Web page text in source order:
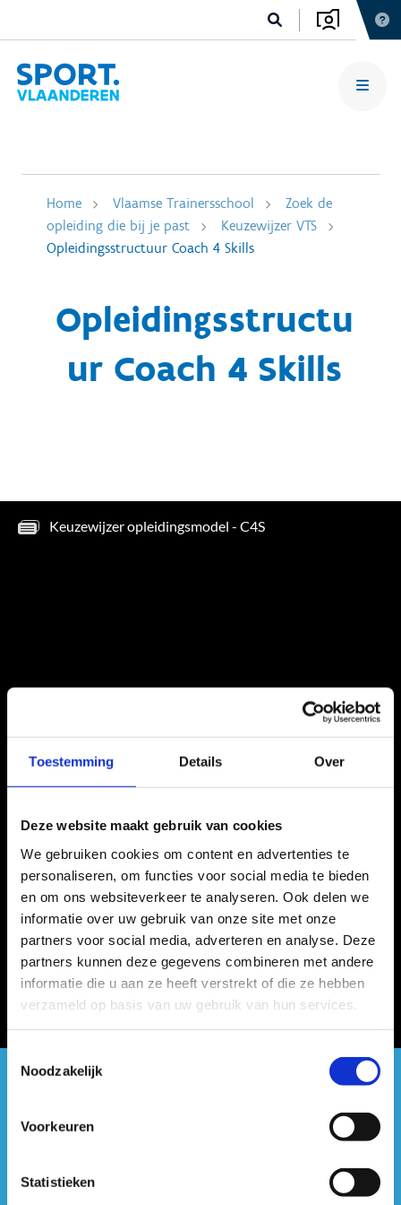
Toestemming Details Over
Deze website maakt gebruik van cookies
We gebruiken cookies om content en advertenties te
personaliseren, om functies voor social media te bieden
en om ons websiteverkeer te analyseren. Ook delen we
informatie over uw gebruik van onze site met onze
partners voor social media, adverteren en analyse. Deze
partners kunnen deze gegevens combineren met andere
informatie die u aan ze heeft verstrekt of die ze hebben
verzameld op basis van uw gebruik van hun services.
Toestemmingsselectie
Noodzakelijk
Voorkeuren
Statistieken
Home Vlaamse Trainersschool
Zoek de
opleiding die bij je past
Keuzewijzer VTS
Opleidingsstructuur Coach 4 Skills
Opleidingsstructu
ur Coach 4 Skills